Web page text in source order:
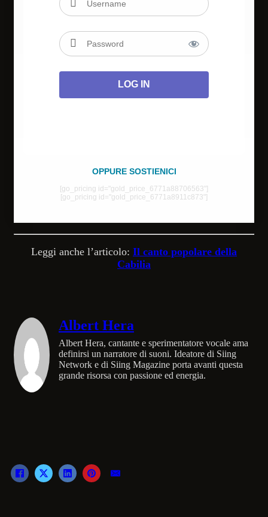
OPPURE SOSTIENICI
[go_pricing id="gold_price_6771a88706563"]
[go_pricing id="gold_price_6771a8911c873"]
Leggi anche l’articolo: Il canto popolare della
Cabilia
Albert Hera
Albert Hera, cantante e sperimentatore vocale ama
definirsi un narratore di suoni. Ideatore di Siing
Network e di Siing Magazine porta avanti questa
grande risorsa con passione ed energia.